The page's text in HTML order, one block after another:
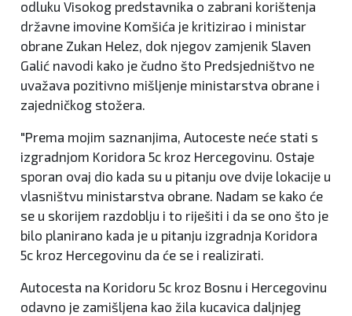
odluku Visokog predstavnika o zabrani korištenja
državne imovine Komšića je kritizirao i ministar
obrane Zukan Helez, dok njegov zamjenik Slaven
Galić navodi kako je čudno što Predsjedništvo ne
uvažava pozitivno mišljenje ministarstva obrane i
zajedničkog stožera.
"Prema mojim saznanjima, Autoceste neće stati s
izgradnjom Koridora 5c kroz Hercegovinu. Ostaje
sporan ovaj dio kada su u pitanju ove dvije lokacije u
vlasništvu ministarstva obrane. Nadam se kako će
se u skorijem razdoblju i to riješiti i da se ono što je
bilo planirano kada je u pitanju izgradnja Koridora
5c kroz Hercegovinu da će se i realizirati.
Autocesta na Koridoru 5c kroz Bosnu i Hercegovinu
odavno je zamišljena kao žila kucavica daljnjeg